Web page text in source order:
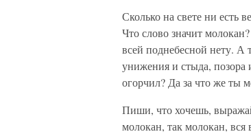
Сколько на свете ни есть
Что слово значит
всей поднебесной нету. А
унижения и стыда, позора
огорчил? Да за что же ты
Пиши, что хочешь,
молокан, так молокан, вся